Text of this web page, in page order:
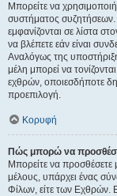
Μπορείτε να
συστήματος συζητήσεων.
εμφανίζονται σε λίστα
να βλέπετε εάν είναι
Αναλόγως της
μέλη μπορεί να
εχθρών, οποιεσδήποτε
προεπιλογή.
Κορυφή
Πώς μπορώ να
Μπορείτε να προσθέσετε
μέλους, υπάρχει ένας
Φίλων, είτε των Εχθρών.